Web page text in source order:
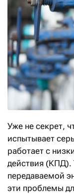
Уже не секрет,
испытывает
работает с
действия (КПД).
передаваемой
эти проблемы